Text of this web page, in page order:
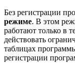
Без регистрации
режиме. В этом
работают только в
действовать
таблицах
регистрации